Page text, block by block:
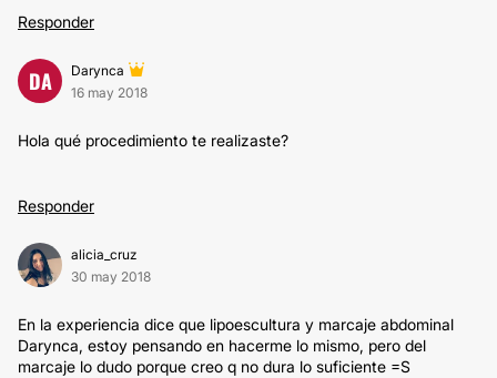
Responder
DA
Darynca
16 may 2018
Hola qué procedimiento te realizaste?
Responder
alicia_cruz
30 may 2018
En la experiencia dice que lipoescultura y marcaje abdominal
Darynca, estoy pensando en hacerme lo mismo, pero del
marcaje lo dudo porque creo q no dura lo suficiente =S